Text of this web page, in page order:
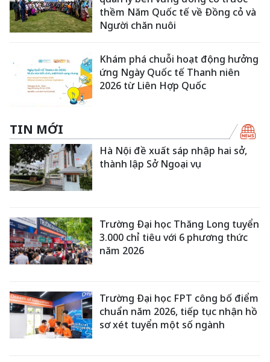
thềm Năm Quốc tế về Đồng cỏ và
Người chăn nuôi
Khám phá chuỗi hoạt động hưởng
ứng Ngày Quốc tế Thanh niên
2026 từ Liên Hợp Quốc
TIN MỚI
Hà Nội đề xuất sáp nhập hai sở,
thành lập Sở Ngoại vụ
Trường Đại học Thăng Long tuyển
3.000 chỉ tiêu với 6 phương thức
năm 2026
Trường Đại học FPT công bố điểm
chuẩn năm 2026, tiếp tục nhận hồ
sơ xét tuyển một số ngành